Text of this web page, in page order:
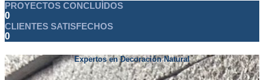
PROYECTOS CONCLUÍDOS
0
CLIENTES SATISFECHOS
0
Expertos en Decoración Natural